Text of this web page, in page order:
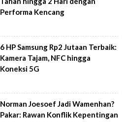
Performa Kencang
6 HP Samsung Rp2 Jutaan Terbaik:
Kamera Tajam, NFC hingga
Koneksi 5G
Norman Joesoef Jadi Wamenhan?
Pakar: Rawan Konflik Kepentingan